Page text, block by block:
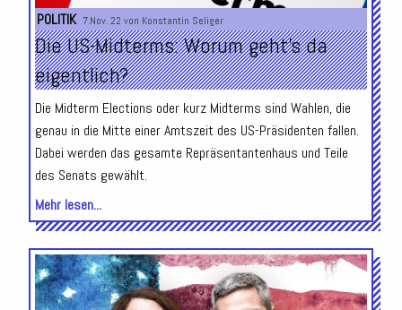
POLITIK 7.Nov. 22 von Konstantin Seliger
Die US-Midterms: Worum geht’s da
eigentlich?
Die Midterm Elections oder kurz Midterms sind Wahlen, die
genau in die Mitte einer Amtszeit des US-Präsidenten fallen.
Dabei werden das gesamte Repräsentantenhaus und Teile
des Senats gewählt.
Mehr lesen...
Audio-
Player